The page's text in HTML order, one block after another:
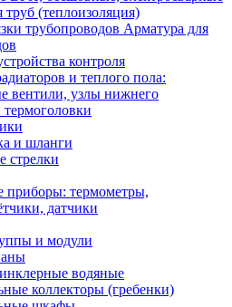
труб (теплоизоляция)
Арматура для
контроля
и теплого пола:
вентили, узлы нижнего
и шланги
стрелки
приборы: термометры,
датчики
и модули
водяные
коллекторы (гребенки)